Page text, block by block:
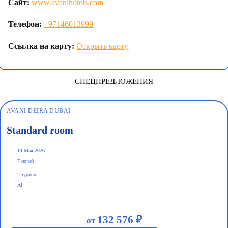
Сайт: www.avanihotels.com
Телефон: +97146013999
Ссылка на карту: Открыть карту
СПЕЦПРЕДЛОЖЕНИЯ
AVANI DEIRA DUBAI
Standard room
14 Мая 2026
7 ночей
2 туриста
AI
от 132 576 ₽